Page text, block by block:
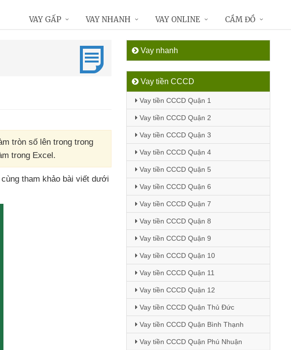
tròn số lên trong trong
trong Excel.
tham khảo bài viết dưới
Vay nhanh
Vay tiền CCCD
Vay tiền CCCD Quận 1
Vay tiền CCCD Quận 2
Vay tiền CCCD Quận 3
Vay tiền CCCD Quận 4
Vay tiền CCCD Quận 5
Vay tiền CCCD Quận 6
Vay tiền CCCD Quận 7
Vay tiền CCCD Quận 8
Vay tiền CCCD Quận 9
Vay tiền CCCD Quận 10
Vay tiền CCCD Quận 11
Vay tiền CCCD Quận 12
Vay tiền CCCD Quận Thủ Đức
Vay tiền CCCD Quận Bình Thạnh
Vay tiền CCCD Quận Phú Nhuận
VAY GẤP VAY NHANH VAY ONLINE CẦM ĐỒ